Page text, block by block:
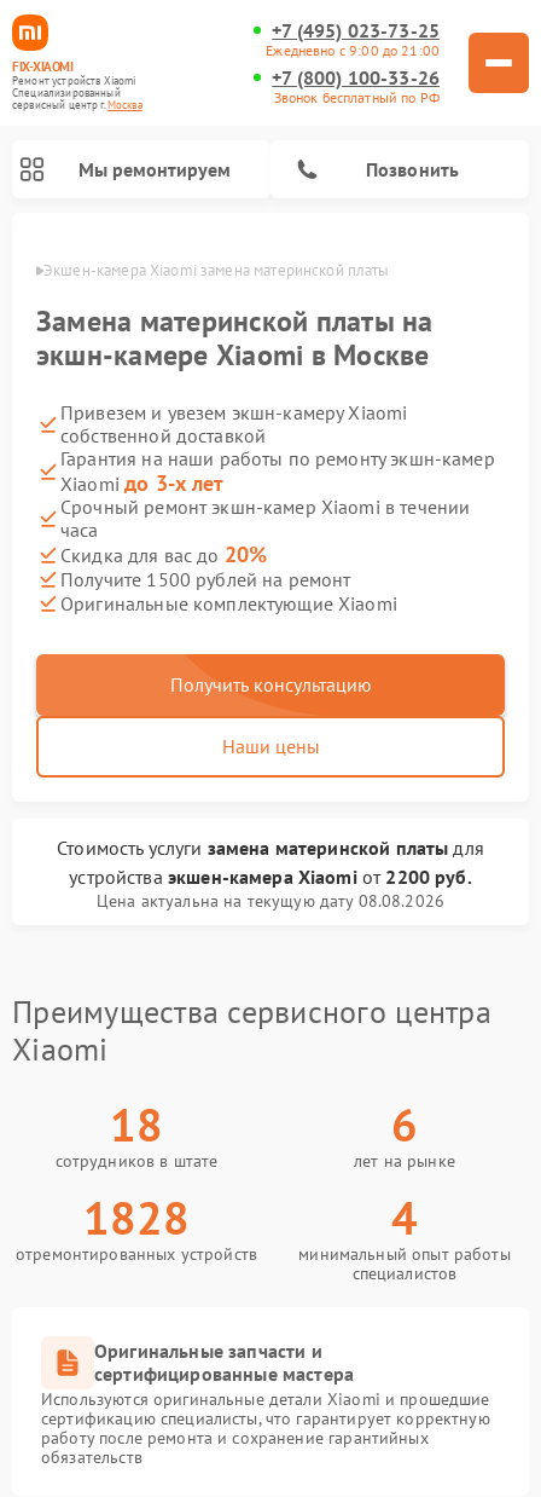
FIX-XIAOMI
Ремонт устройств Xiaomi
Специализированный
cервисный центр г.Москва
+7 (495) 023-73-25
Ежедневно с 9:00 до 21:00
+7 (800) 100-33-26
Звонок бесплатный по РФ
Мы ремонтируем Позвонить
Экшен-камера Xiaomi замена материнской платы
Замена материнской платы на
экшн-камере Xiaomi в Москве
Привезем и увезем экшн-камеру Xiaomi
собственной доставкой
Гарантия на наши работы по ремонту экшн-камер
Xiaomiдо 3-х лет
Срочный ремонт экшн-камер Xiaomi в течении
часа
Скидка для вас до 20%
Получите 1500 рублей на ремонт
Оригинальные комплектующие Xiaomi
Получить консультацию
Наши цены
Стоимость услуги замена материнской платы для
устройства экшен-камера Xiaomiот 2200 руб.
Цена актуальна на текущую дату 08.08.2026
Преимущества сервисного центра
Xiaomi
18
сотрудников в штате
6
лет на рынке
1828
отремонтированных устройств
4
минимальный опыт работы
специалистов
Оригинальные запчасти и
сертифицированные мастера
Используются оригинальные детали Xiaomi и прошедшие
сертификацию специалисты, что гарантирует корректную
работу после ремонта и сохранение гарантийных
обязательств